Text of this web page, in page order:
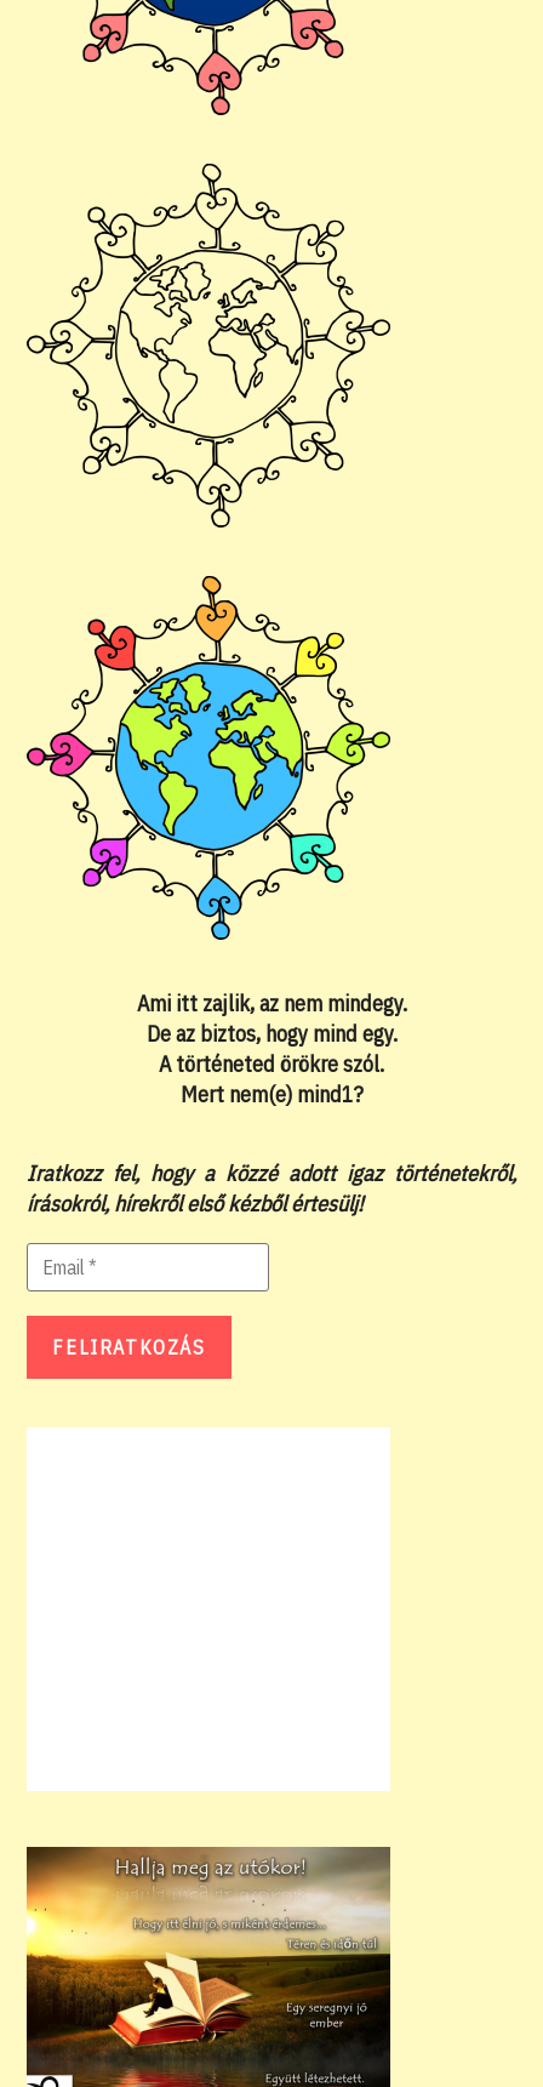
Ami itt zajlik, az nem mindegy.
De az biztos, hogy mind egy.
A történeted örökre szól.
Mert nem(e) mind1?
Iratkozz fel, hogy a közzé adott igaz történetekről,
írásokról, hírekről első kézből értesülj!